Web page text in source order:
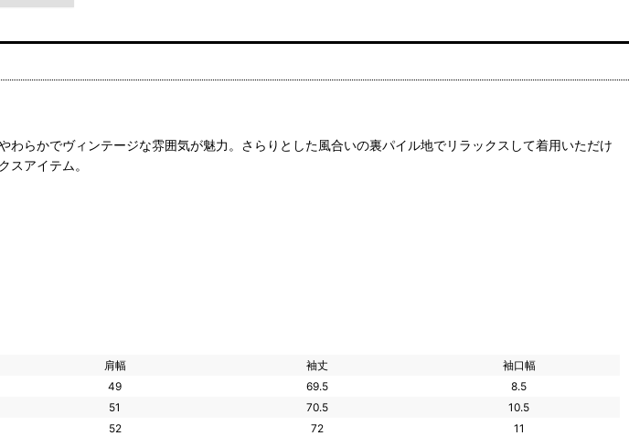
らかでヴィンテージな雰囲気が魅力。さらりとした風合いの裏パイル地でリラックスして着用いただけ
スアイテム。
肩幅 袖丈
袖口幅
49 69.5
8.5
51 70.5
10.5
52 72 11